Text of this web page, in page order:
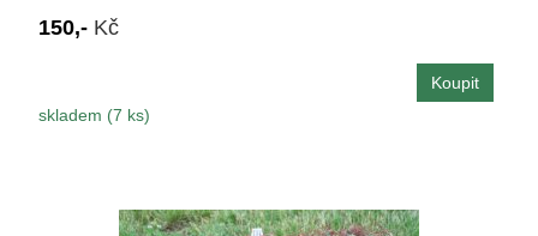
150,- Kč
skladem (7 ks)